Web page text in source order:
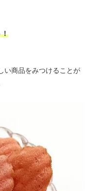
！
い商品をみつけることが